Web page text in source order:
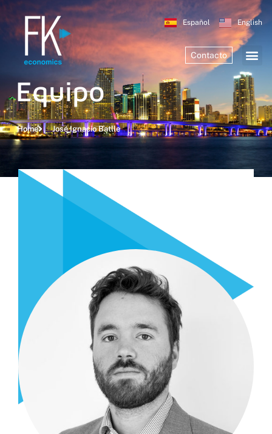
Español English
Contacto
Equipo
Home José Ignacio Batlle